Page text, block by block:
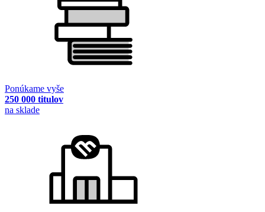
Ponúkame vyše
250 000 titulov
na sklade